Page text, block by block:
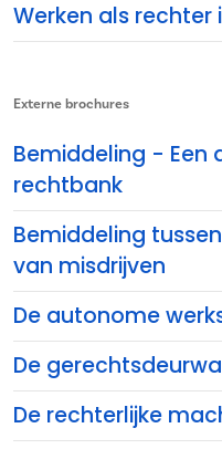
Werken als rechter
Externe brochures
Bemiddeling - Een
rechtbank
Bemiddeling
van misdrijven
De autonome
De
De rechterlijke